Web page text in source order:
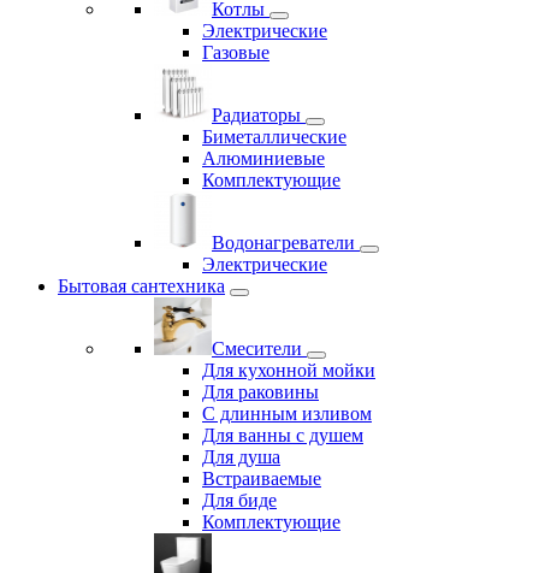
Котлы
Электрические
Газовые
Радиаторы
Биметаллические
Алюминиевые
Комплектующие
Водонагреватели
Электрические
Бытовая сантехника
Смесители
Для кухонной мойки
Для раковины
С длинным изливом
Для ванны с душем
Для душа
Встраиваемые
Для биде
Комплектующие